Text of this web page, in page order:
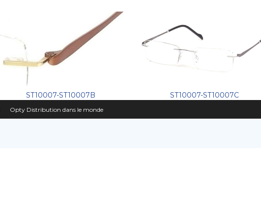
ST10007-ST10007B ST10007-ST10007C
Opty Distribution dans le monde